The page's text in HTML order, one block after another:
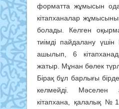
форматта жұмысын
кітапханалар
болады. Келген
тиімді пайдалану үшін
ашылып, 6
жатыр. Мұнан бөлек
Бірақ бұл барлығы
келмейді. Мәселен
кітапхана, қалалық